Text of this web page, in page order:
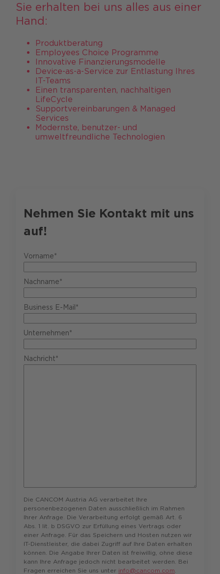
Sie erhalten bei uns alles aus einer
Hand:​​
Produktberatung​
Employees Choice Programme​
Innovative Finanzierungsmodelle​
Device-as-a-Service zur Entlastung Ihres
IT-Teams​
Einen transparenten, nachhaltigen
LifeCycle​
Supportvereinbarungen & Managed
Services ​
Modernste, benutzer- und
umweltfreundliche Technologien
Nehmen Sie Kontakt mit uns
auf!
Vorname*
Nachname*
Business E-Mail*
Unternehmen*
Nachricht*
Die CANCOM Austria AG verarbeitet Ihre
personenbezogenen Daten ausschließlich im Rahmen
Ihrer Anfrage. Die Verarbeitung erfolgt gemäß Art. 6
Abs. 1 lit. b DSGVO zur Erfüllung eines Vertrags oder
einer Anfrage. Für das Speichern und Hosten nutzen wir
IT-Dienstleister, die dabei Zugriff auf Ihre Daten erhalten
können. Die Angabe Ihrer Daten ist freiwillig, ohne diese
kann Ihre Anfrage jedoch nicht bearbeitet werden. Bei
Fragen erreichen Sie uns unter info@cancom.com.